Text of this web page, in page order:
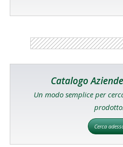
Catalogo
Un modo semplice per
Cerca